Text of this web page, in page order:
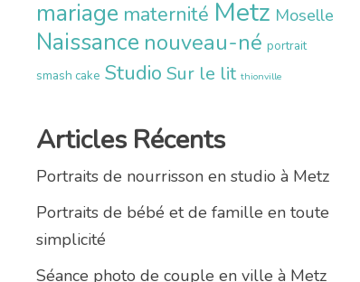
mariage maternité Metz Moselle
Naissance nouveau-né portrait
smash cake Studio Sur le lit thionville
Articles Récents
Portraits de nourrisson en studio à Metz
Portraits de bébé et de famille en toute
simplicité
Séance photo de couple en ville à Metz